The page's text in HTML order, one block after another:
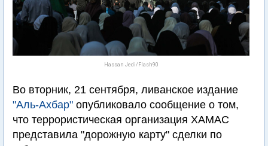
Hassan Jedi/Flash90
Во вторник, 21 сентября, ливанское издание
"Аль-Ахбар" опубликовало сообщение о том,
что террористическая организация ХАМАС
представила "дорожную карту" сделки по